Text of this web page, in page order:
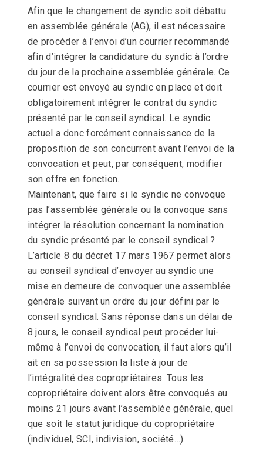
Afin que le changement de syndic soit débattu
en assemblée générale (AG), il est nécessaire
de procéder à l’envoi d’un courrier recommandé
afin d’intégrer la candidature du syndic à l’ordre
du jour de la prochaine assemblée générale. Ce
courrier est envoyé au syndic en place et doit
obligatoirement intégrer le contrat du syndic
présenté par le conseil syndical. Le syndic
actuel a donc forcément connaissance de la
proposition de son concurrent avant l’envoi de la
convocation et peut, par conséquent, modifier
son offre en fonction.
Maintenant, que faire si le syndic ne convoque
pas l’assemblée générale ou la convoque sans
intégrer la résolution concernant la nomination
du syndic présenté par le conseil syndical ?
L’article 8 du décret 17 mars 1967 permet alors
au conseil syndical d’envoyer au syndic une
mise en demeure de convoquer une assemblée
générale suivant un ordre du jour défini par le
conseil syndical. Sans réponse dans un délai de
8 jours, le conseil syndical peut procéder lui-
même à l’envoi de convocation, il faut alors qu’il
ait en sa possession la liste à jour de
l’intégralité des copropriétaires. Tous les
copropriétaire doivent alors être convoqués au
moins 21 jours avant l’assemblée générale, quel
que soit le statut juridique du copropriétaire
(individuel, SCI, indivision, société…).